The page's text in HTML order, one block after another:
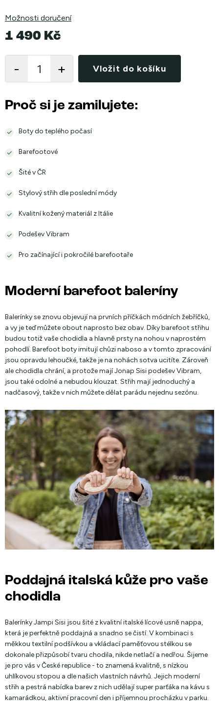
Možnosti doručení
1 490 Kč
cena:
Vložit do košíku
Proč si je zamilujete:
Boty do teplého počasí
Barefootové
Šité v ČR
Stylový střih dle poslední módy
Kvalitní kožený materiál z Itálie
Podešev Vibram
Pro začínající i pokročilé barefootaře
Moderní barefoot baleríny
Balerínky se znovu objevují na prvních příčkách módních žebříčků,
a vy je teď můžete obout naprosto bez obav. Díky barefoot střihu
budou totiž vaše chodidla a hlavně prsty na nohou v naprostém
pohodlí. Barefoot boty imitují chůzi naboso a v tomto zpracování
jsou opravdu lehoučké, takže je na nohách sotva ucitíte. Zároveň
ale chodidla chrání, a protože mají Jonap Sisi podešev Vibram,
jsou také odolné a nebudou klouzat. Střih mají jednoduchý a
nadčasový, takže v nich můžete dělat parádu nejednu sezónu.
Poddajná italská kůže pro vaše
chodidla
Balerínky Jampi Sisi jsou šité z kvalitní italské lícové usně nappa,
která je perfektně poddajná a snadno se čistí. V kombinaci s
měkkou textilní podšívkou a vkládací paměťovou stélkou se
dokonale přizpůsobí tvaru chodila, nikde netlačí a nedřou. Šijeme
je pro vás v České republice - to znamená kvalitně, s nízkou
uhlíkovou stopou a dle našich vlastních návrhů. Jejich moderní
střih a pestrá nabídka barev z nich udělají super parťáka na kávu s
kamarádkou, aktivní pracovní den i příjemnou procházku v parku.